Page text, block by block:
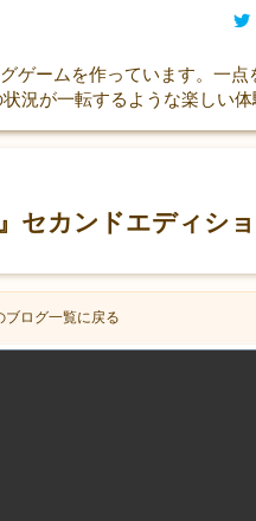
ゲームを作っています。一点
況が一転するような楽しい体
』セカンドエディシ
ブログ一覧に戻る